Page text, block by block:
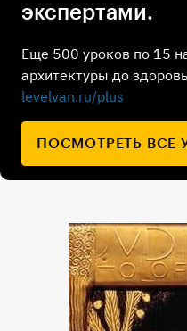
экспертами.
Еще 500 уроков по 15
архитектуры до
levelvan.ru/plus
ПОСМОТРЕТЬ ВСЕ